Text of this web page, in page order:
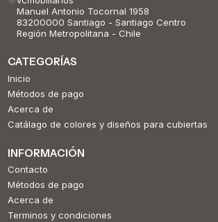
Manuel Antonio Tocornal 1958
83200000 Santiago - Santiago Centro
Región Metropolitana - Chile
CATEGORÍAS
Inicio
Métodos de pago
Acerca de
Catálago de colores y diseños para cubiertas
INFORMACIÓN
Contacto
Métodos de pago
Acerca de
Terminos y condiciones